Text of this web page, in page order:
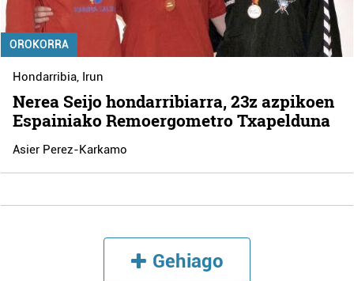
OROKORRA
Hondarribia, Irun
Nerea Seijo hondarribiarra, 23z azpikoen
Espainiako Remoergometro Txapelduna
Asier Perez-Karkamo
Gehiago